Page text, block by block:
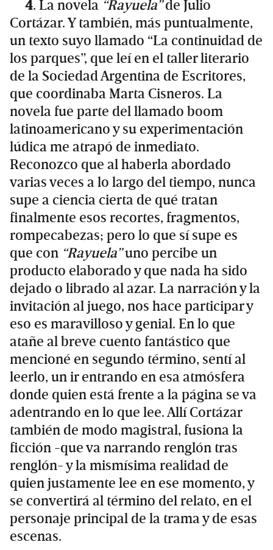
4. La novela “Rayuela”de Julio
Cortázar. Y también, más puntualmente,
un texto suyo llamado “La continuidad de
los parques”, que leí en el taller literario
de la Sociedad Argentina de Escritores,
que coordinaba Marta Cisneros. La
novela fue parte del llamado boom
latinoamericano y su experimentación
lúdica me atrapó de inmediato.
Reconozco que al haberla abordado
varias veces a lo largo del tiempo, nunca
supe a ciencia cierta de qué tratan
finalmente esos recortes, fragmentos,
rompecabezas; pero lo que sí supe es
que con “Rayuela”uno percibe un
producto elaborado y que nada ha sido
dejado o librado al azar. La narración y la
invitación al juego, nos hace participar y
eso es maravilloso y genial. En lo que
atañe al breve cuento fantástico que
mencioné en segundo término, sentí al
leerlo, un ir entrando en esa atmósfera
donde quien está frente a la página se va
adentrando en lo que lee. Allí Cortázar
también de modo magistral, fusiona la
ficción -que va narrando renglón tras
renglón- y la mismísima realidad de
quien justamente lee en ese momento, y
se convertirá al término del relato, en el
personaje principal de la trama y de esas
escenas.